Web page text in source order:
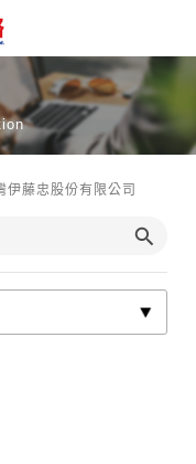
伊藤忠股份有限公司